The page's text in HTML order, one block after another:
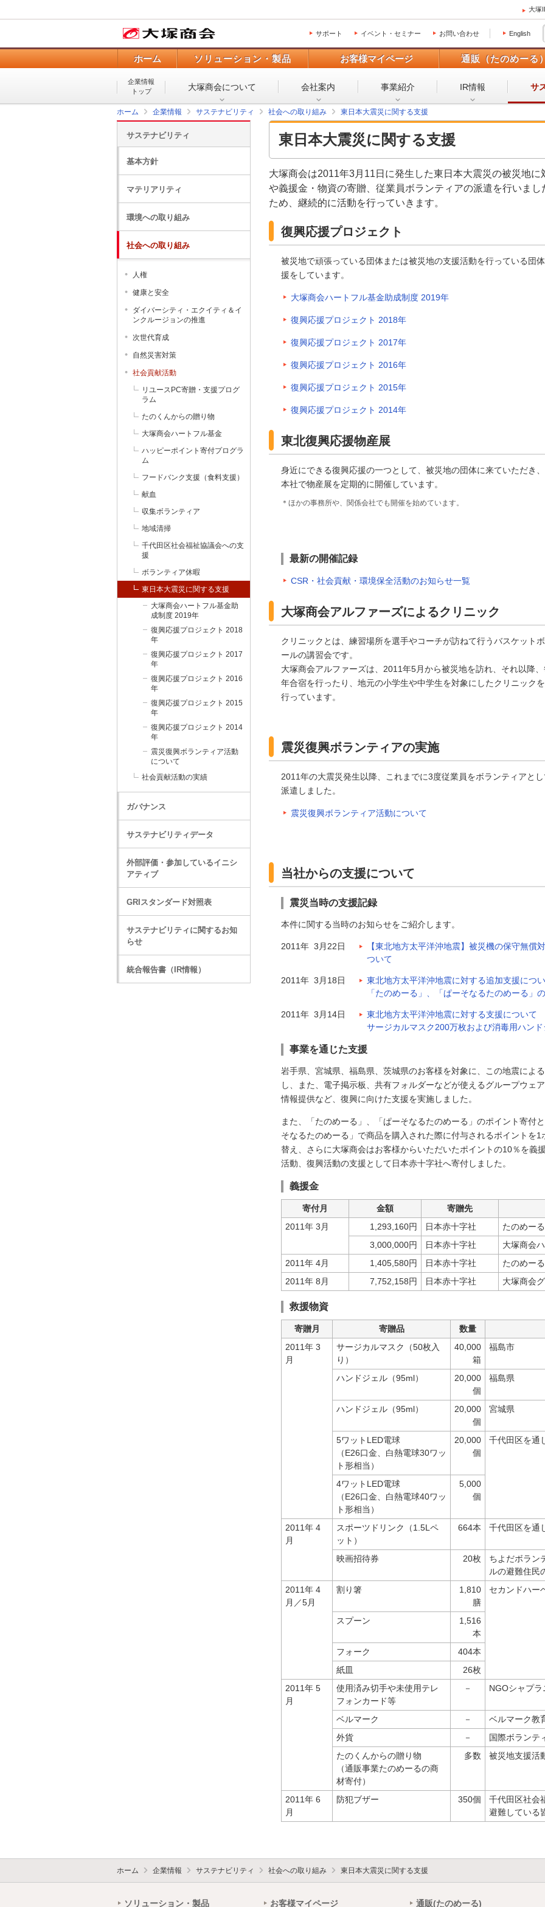
大塚
サポート イベント・セミナー お問い合わせ English
ホーム ソリューション・製品 お客様マイページ 通販（たのめーる
企業情報
トップ
大塚商会について 会社案内 事業紹介 IR情報 サ
ホーム 企業情報 サステナビリティ 社会への取り組み 東日本大震災に関する支援
東日本大震災に関する支援
大塚商会は2011年3月11日に発生した東日本大震災の被災地
や義援金・物資の寄贈、従業員ボランティアの派遣を行いま
ため、継続的に活動を行っていきます。
復興応援プロジェクト
被災地で頑張っている団体または被災地の支援活動を行っている団
援をしています。
大塚商会ハートフル基金助成制度 2019年
復興応援プロジェクト 2018年
復興応援プロジェクト 2017年
復興応援プロジェクト 2016年
復興応援プロジェクト 2015年
復興応援プロジェクト 2014年
東北復興応援物産展
身近にできる復興応援の一つとして、被災地の団体に来ていただき、
本社で物産展を定期的に開催しています。
＊ほかの事務所や、関係会社でも開催を始めています。
最新の開催記録
CSR・社会貢献・環境保全活動のお知らせ一覧
大塚商会アルファーズによるクリニック
クリニックとは、練習場所を選手やコーチが訪ねて行うバスケットボ
ールの講習会です。
大塚商会アルファーズは、2011年5月から被災地を訪れ、それ以降
年合宿を行ったり、地元の小学生や中学生を対象にしたクリニックを
行っています。
震災復興ボランティアの実施
2011年の大震災発生以降、これまでに3度従業員をボランティアと
派遣しました。
震災復興ボランティア活動について
当社からの支援について
震災当時の支援記録
本件に関する当時のお知らせをご紹介します。
2011年 3月22日
【東北地方太平洋沖地震】被災機の保守無償
ついて
2011年 3月18日
東北地方太平洋沖地震に対する追加支援につ
「たのめーる」、「ぱーそなるたのめーる
2011年 3月14日
東北地方太平洋沖地震に対する支援について
サージカルマスク200万枚および消毒用ハン
事業を通じた支援
岩手県、宮城県、福島県、茨城県のお客様を対象に、この地震によ
し、また、電子掲示板、共有フォルダーなどが使えるグループウェ
情報提供など、復興に向けた支援を実施しました。
また、「たのめーる」、「ぱーそなるたのめーる」のポイント寄付
そなるたのめーる」で商品を購入された際に付与されるポイントを
替え、さらに大塚商会はお客様からいただいたポイントの10％を義
活動、復興活動の支援として日本赤十字社へ寄付しました。
義援金
寄付月 金額
寄贈先
2011年 3月
1,293,160円 日本赤十字社
たのめー
3,000,000円
日本赤十字社
大塚商会
2011年 4月
1,405,580円 日本赤十字社
たのめー
2011年 8月
7,752,158円 日本赤十字社 大塚商会
救援物資
寄贈月 寄贈品
数量
2011年 3
月
サージカルマスク（50枚入
り）
40,000
箱
福島市
ハンドジェル（95ml）
20,000
個
福島県
ハンドジェル（95ml）
20,000
個
宮城県
5ワットLED電球
（E26口金、白熱電球30ワッ
ト形相当）
20,000
個
千代田区を通
4ワットLED電球
（E26口金、白熱電球40ワッ
ト形相当）
5,000
個
2011年 4
月
スポーツドリンク（1.5Lペ
ット）
664本 千代田区を通
映画招待券 20枚
ちよだボラン
ルの避難住民
2011年 4
月／5月
割り箸
1,810
膳
セカンドハー
スプーン
1,516
本
フォーク
404本
紙皿
26枚
2011年 5
月
使用済み切手や未使用テレ
フォンカード等
－ NGOシャプラ
ベルマーク －
ベルマーク教
外貨
－
国際ボランテ
たのくんからの贈り物
（通販事業たのめーるの商
材寄付）
多数 被災地支援活
2011年 6
月
防犯ブザー 350個
千代田区社会
避難している
サステナビリティ
基本方針
マテリアリティ
環境への取り組み
社会への取り組み
人権
健康と安全
ダイバーシティ・エクイティ＆イ
ンクルージョンの推進
次世代育成
自然災害対策
社会貢献活動
リユースPC寄贈・支援プログ
ラム
たのくんからの贈り物
大塚商会ハートフル基金
ハッピーポイント寄付プログラ
ム
フードバンク支援（食料支援）
献血
収集ボランティア
地域清掃
千代田区社会福祉協議会への支
援
ボランティア休暇
東日本大震災に関する支援
大塚商会ハートフル基金助
成制度 2019年
復興応援プロジェクト 2018
年
復興応援プロジェクト 2017
年
復興応援プロジェクト 2016
年
復興応援プロジェクト 2015
年
復興応援プロジェクト 2014
年
震災復興ボランティア活動
について
社会貢献活動の実績
ガバナンス
サステナビリティデータ
外部評価・参加しているイニシ
アティブ
GRIスタンダード対照表
サステナビリティに関するお知
らせ
統合報告書（IR情報）
ホーム 企業情報 サステナビリティ 社会への取り組み 東日本大震災に関する支援
ソリューション・製品 お客様マイページ 通販(たのめーる)